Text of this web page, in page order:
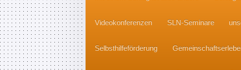
Videokonferenzen SLN-Seminare
Selbsthilfeförderung